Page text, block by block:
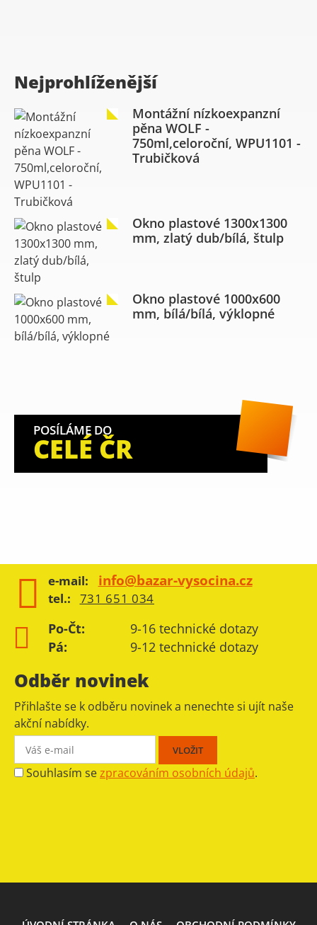
Nejprohlíženější
Montážní nízkoexpanzní
pěna WOLF -
750ml,celoroční, WPU1101 -
Trubičková
Okno plastové 1300x1300
mm, zlatý dub/bílá, štulp
Okno plastové 1000x600
mm, bílá/bílá, výklopné
POSÍLÁME DO
CELÉ ČR
e-mail: info@bazar-vysocina.cz
tel.: 731 651 034
Po-Čt:
9-16 technické dotazy
Pá:
9-12 technické dotazy
Odběr novinek
Přihlašte se k odběru novinek a nenechte si ujít naše
akční nabídky.
Souhlasím sezpracováním osobních údajů.